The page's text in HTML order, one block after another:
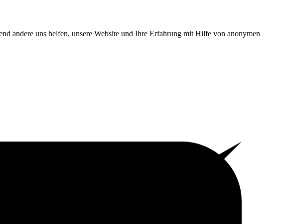
andere uns helfen, unsere Website und Ihre Erfahrung mit Hilfe von anonymen